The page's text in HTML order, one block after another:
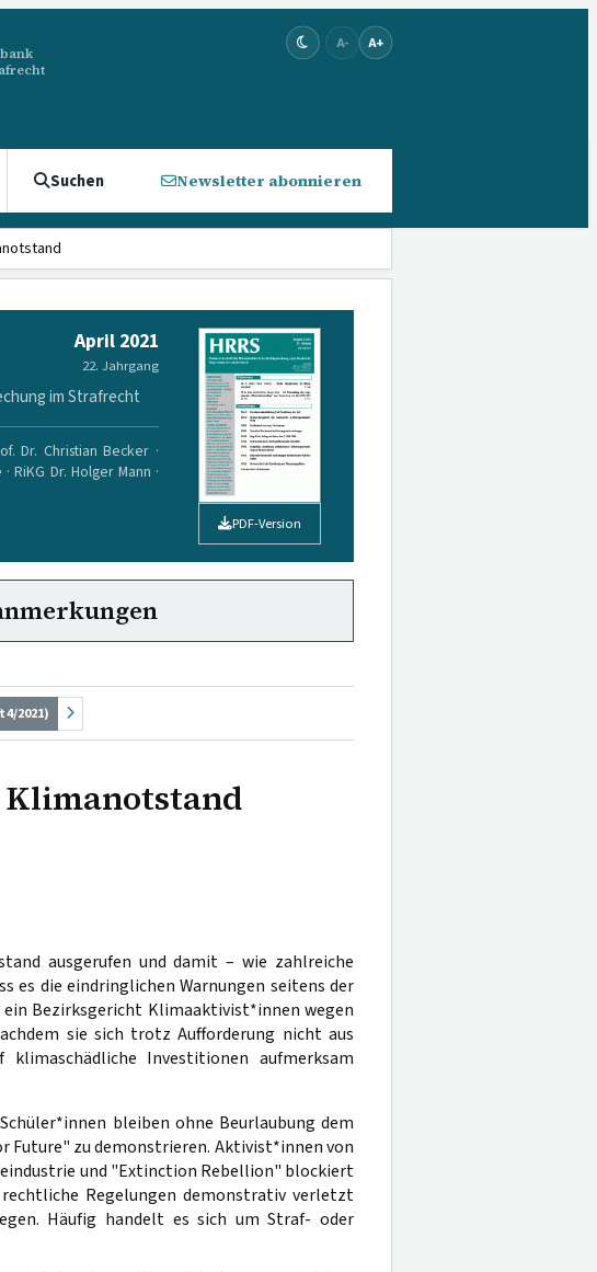
A- A+
Suchen Newsletter abonnieren
April 2021
22. Jahrgang
im Strafrecht
Dr. Christian Becker ·
RiKG Dr. Holger Mann ·
PDF-Version
4/2021)
ausgerufen und damit – wie zahlreiche
die eindringlichen Warnungen seitens der
ein Bezirksgericht Klimaaktivist*innen wegen
sie sich trotz Aufforderung nicht aus
Investitionen aufmerksam
bleiben ohne Beurlaubung dem
Future" zu demonstrieren. Aktivist*innen von
und "Extinction Rebellion" blockiert
Regelungen demonstrativ verletzt
Häufig handelt es sich um Straf- oder